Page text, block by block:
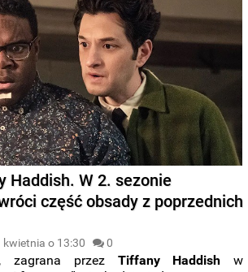
Haddish. W 2. sezonie
część obsady z poprzednich
kwietnia o 13:30 0
, zagrana przez Tiffany Haddish w